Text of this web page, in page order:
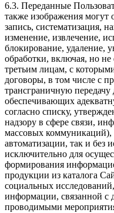
6.3. Переданные
также изображения могут
запись, систематизация,
изменение, извлечение,
блокирование, удаление,
обработки, включая, но
третьим лицам, с
договоры, в том числе с
трансграничную
обеспечивающих
согласно списку,
надзору в сфере связи,
массовых коммуникаций),
автоматизации, так и без
исключительно для
формирования
продукции из каталога
социальных
информации, связанной с
проводимыми